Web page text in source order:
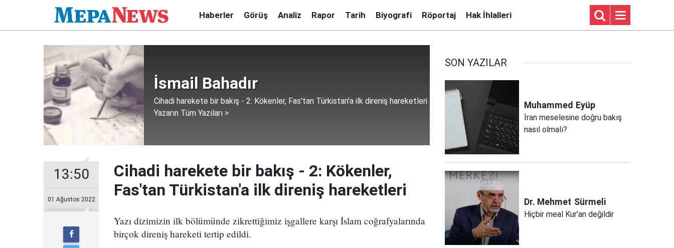
Haberler Görüş Analiz Rapor Tarih Biyografi Röportaj Hak İhlalleri
İsmail Bahadır
Cihadi harekete bir bakış - 2: Kökenler, Fas'tan Türkistan'a ilk direniş hareketleri
Yazarın Tüm Yazıları >
13:50
01 Ağustos 2022
Cihadi harekete bir bakış - 2: Kökenler,
Fas'tan Türkistan'a ilk direniş hareketleri
Yazı dizimizin ilk bölümünde zikrettiğimiz işgallere karşı İslam coğrafyalarında
birçok direniş hareketi tertip edildi.
SON YAZILAR
Muhammed Eyüp
İran meselesine doğru bakış
nasıl olmalı?
Dr. Mehmet Sürmeli
Hiçbir meal Kur'an değildir